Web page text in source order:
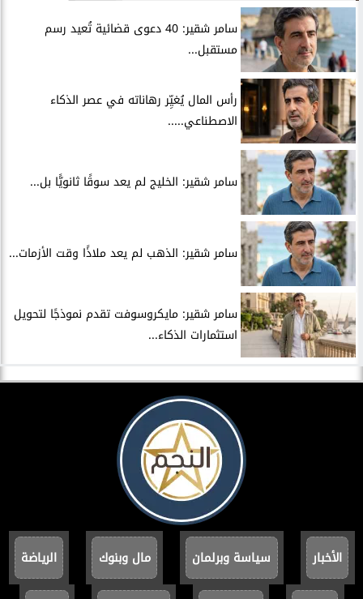
سامر شقير: 40 دعوى قضائية تُعيد رسم
مستقبل...
رأس المال يُغيِّر رهاناته في عصر الذكاء
الاصطناعي.....
سامر شقير: الخليج لم يعد سوقًا ثانويًّا بل...
سامر شقير: الذهب لم يعد ملاذًا وقت الأزمات...
سامر شقير: مايكروسوفت تقدم نموذجًا لتحويل
استثمارات الذكاء...
الأخبار سياسة وبرلمان مال وبنوك الرياضة